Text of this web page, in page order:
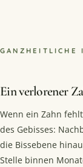
GANZHEITLICHE
Ein verlorener
Wenn ein Zahn
des Gebisses:
die Bissebene
Stelle binnen